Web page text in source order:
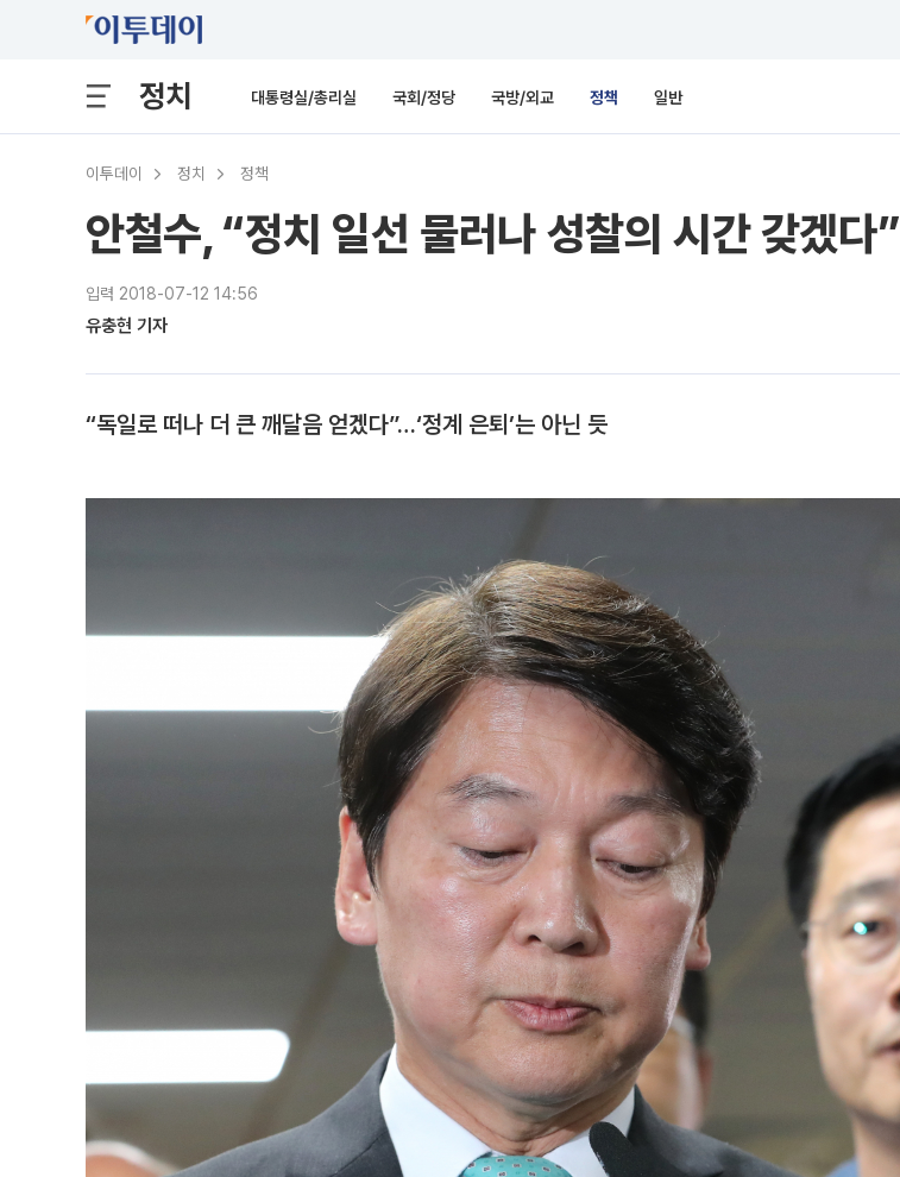
정치 대통령실/총리실 국회/정당 국방/외교 정책 일반
이투데이 정치 정책
안철수, “정치 일선 물러나 성찰의 시간 갖겠다”
입력 2018-07-12 14:56
유충현 기자
“독일로 떠나 더 큰 깨달음 얻겠다”…‘정계 은퇴’는 아닌 듯